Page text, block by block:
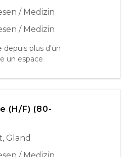
/ Medizin
/ Medizin
depuis plus d'un
un espace
est au centre
Prenant en
ses besoins
et spirituels, nos
personne ayant
maintenir ou
(H/F) (80-
, Gland